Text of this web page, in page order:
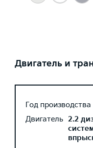
Двигатель и
Год производства
Двигатель 2.2